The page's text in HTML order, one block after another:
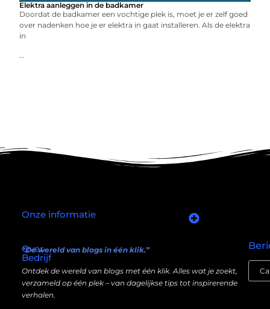
Elektra aanleggen in de badkamer
Doordat de badkamer een vochtige plek is, moet je er zelf goed
over nadenken hoe je er elektra in gaat installeren. Als de elektra
in
...
Over
Bedrijf
“De wereld van blogs in één klik.”
Ontdek de wereld van blogs met één klik. Alles wat je zoekt,
verzameld op één plek – van dagelijkse tips tot inspirerende
verhalen.
Onze informatie